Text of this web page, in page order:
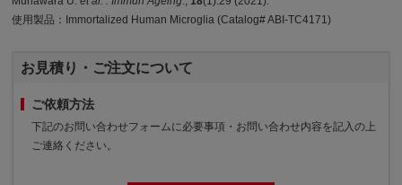
使用製品：Immortalized Human Microglia (Catalog# ABI-TC4171)
お見積り・ご注文について
ご依頼方法
下記のお問い合わせフォームに必要事項・お問い合わせ内容を記入の上
ご連絡ください。